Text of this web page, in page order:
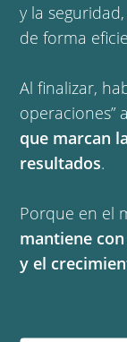
y la
de forma
Al finalizar,
operaciones”
que marcan
resultados.
Porque en el
mantiene
y el